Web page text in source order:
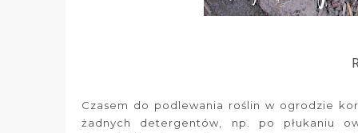
Czasem do podlewania roślin w ogrodzie
żadnych detergentów, np. po płukaniu